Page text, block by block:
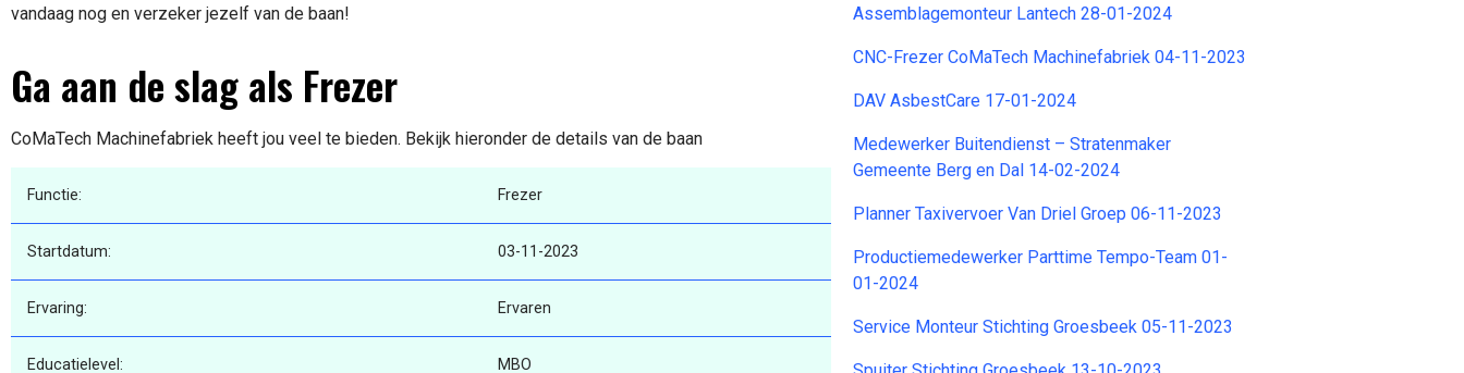
vandaag nog en verzeker jezelf van de baan!
Ga aan de slag als Frezer
CoMaTech Machinefabriek heeft jou veel te bieden. Bekijk hieronder de details van de baan
Functie: Frezer
Startdatum: 03-11-2023
Ervaring: Ervaren
Educatielevel: MBO
Assemblagemonteur Lantech 28-01-2024
CNC-Frezer CoMaTech Machinefabriek 04-11-2023
DAV AsbestCare 17-01-2024
Medewerker Buitendienst – Stratenmaker
Gemeente Berg en Dal 14-02-2024
Planner Taxivervoer Van Driel Groep 06-11-2023
Productiemedewerker Parttime Tempo-Team 01-
01-2024
Service Monteur Stichting Groesbeek 05-11-2023